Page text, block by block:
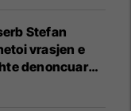
Stefan
vrasjen e
denoncuar